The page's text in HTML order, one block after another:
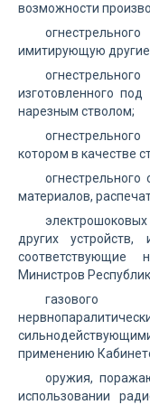
возможности
имитирующую
изготовленного
нарезным стволом;
котором в качестве
материалов,
других
соответствующие
Министров
газового
применению
оружия,
использовании